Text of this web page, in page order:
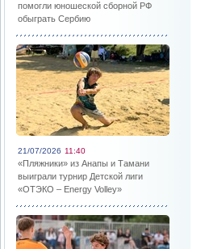
помогли юношеской сборной РФ
обыграть Сербию
21/07/2026 11:40
«Пляжники» из Анапы и Тамани
выиграли турнир Детской лиги
«ОТЭКО – Energy Volley»